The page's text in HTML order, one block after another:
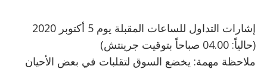
إشارات التداول للساعات المقبلة يوم 5 أكتوبر 2020
(حالياً: 04.00 صباحاً بتوقيت جرينتش)
ملاحظة مهمة: يخضع السوق لتقلبات في بعض الأحيان